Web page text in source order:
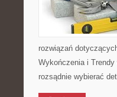
rozwiązań
Wykończenia i
rozsądnie wybierać